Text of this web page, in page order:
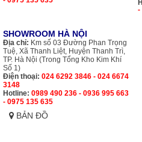
-
SHOWROOM HÀ NỘI
Địa chỉ: Km số 03 Đường Phan Trọng
Tuệ, Xã Thanh Liệt, Huyện Thanh Trì,
TP. Hà Nội (Trong Tổng Kho Kim Khí
Số 1)
Điện thoại: 024 6292 3846 - 024 6674
3148
Hotline: 0989 490 236 - 0936 995 663
- 0975 135 635
BẢN ĐỒ